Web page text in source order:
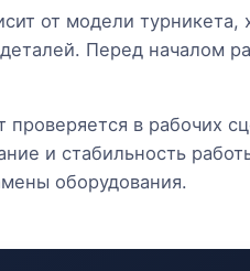
от модели
Перед началом
проверяется в рабочих
и стабильность
оборудования.